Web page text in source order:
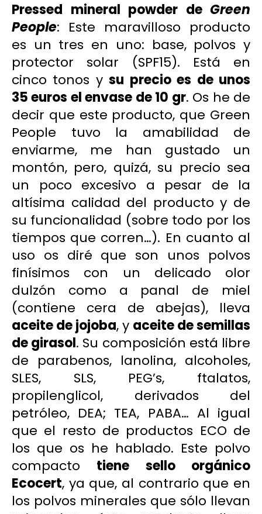
Pressed mineral powder de Green
People: Este maravilloso producto
es un tres en uno: base, polvos y
protector solar (SPF15). Está en
cinco tonos ysu precio es de unos
35 euros el envase de 10 gr. Os he de
decir que este producto, que Green
People tuvo la amabilidad de
enviarme, me han gustado un
montón, pero, quizá, su precio sea
un poco excesivo a pesar de la
altísima calidad del producto y de
su funcionalidad (sobre todo por los
tiempos que corren…). En cuanto al
uso os diré que son unos polvos
finísimos con un delicado olor
dulzón como a panal de miel
(contiene cera de abejas), lleva
aceite de jojoba, y aceite de semillas
de girasol. Su composición está libre
de parabenos, lanolina, alcoholes,
SLES, SLS, PEG’s, ftalatos,
propilenglicol, derivados del
petróleo, DEA; TEA, PABA… Al igual
que el resto de productos ECO de
los que os he hablado. Este polvo
compacto tiene sello orgánico
Ecocert, ya que, al contrario que en
los polvos minerales que sólo llevan